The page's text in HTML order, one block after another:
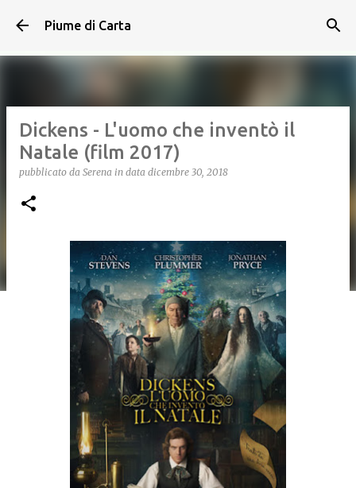
Passa ai contenuti principali
Piume di Carta
Dickens - L'uomo che inventò il
Natale (film 2017)
pubblicato da Serena in data dicembre 30, 2018